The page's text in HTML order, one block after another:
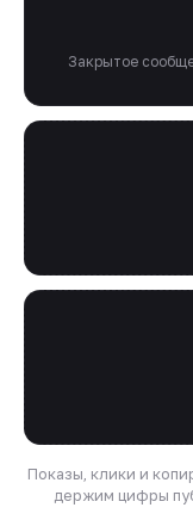
Закрытое
Показы, клики и
держим цифры